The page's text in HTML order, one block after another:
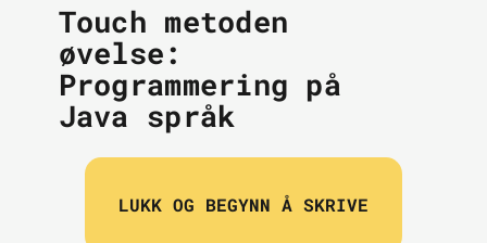
Touch metoden
øvelse:
Programmering på
Java språk
LUKK OG BEGYNN Å SKRIVE